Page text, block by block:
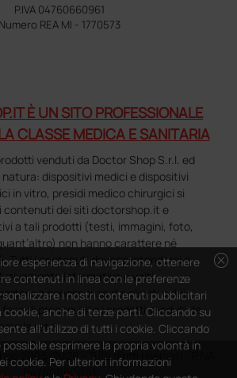
P.IVA 04760660961
Numero REA MI - 1770573
È UN SITO PROFESSIONALE
CLASSE MEDICA E SANITARIA
venduti da Doctor Shop S.r.l. ed
dispositivi medici e dispositivi
in vitro, presidi medico chirurgici si
contenuti dei siti doctorshop.it e
a tali prodotti (testi, immagini, foto,
non hanno carattere né
Tutti i contenuti devono intendersi e
informativa e volti
a conoscenza dei clienti e dei
di preacquisto i prodotti venduti da
la rete.
2005-2026 - Tutti diritti riservati - P.IVA
04760660961
cancel
esperienza di navigazione, ottenere
contenuti in linea con le preferenze
i nostri contenuti pubblicitari
anche di terze parti. Cliccando su
all'utilizzo di tutti i cookie. Cliccando
possibile esprimere la propria volontà in
cookie. Per ulteriori informazioni